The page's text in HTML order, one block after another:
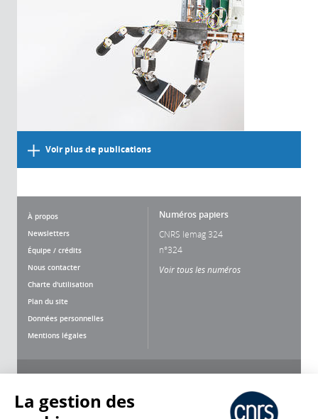
Voir plus de publications
À propos
Newsletters
Équipe / crédits
Nous contacter
Charte d'utilisation
Plan du site
Données personnelles
Mentions légales
Numéros papiers
CNRS lemag 324
n°324
Voir tous les numéros
La gestion des